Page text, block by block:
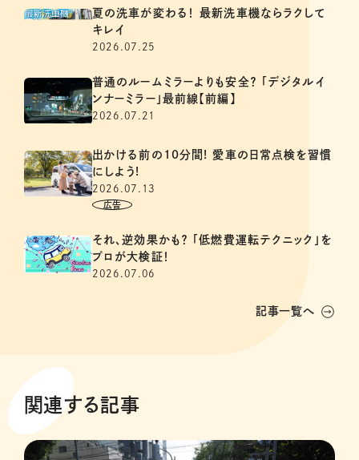
夏の洗車が変わる！ 最新洗車機ならラクして
キレイ
2026.07.25
普通のルームミラーよりも安全？ 「デジタルイ
ンナーミラー」最前線【前編】
2026.07.21
出かける前の10分間! 愛車の日常点検を習慣
にしよう!
2026.07.13
それ、逆効果かも？ 「低燃費運転テクニック」を
プロが大検証！
2026.07.06
記事一覧へ
関連する記事